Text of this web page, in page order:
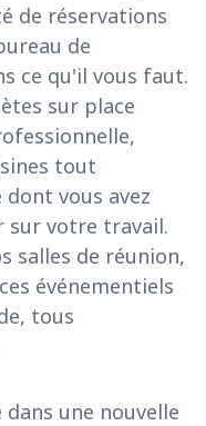
de réservations
de
ce qu'il vous faut.
sur place
tout
vous avez
sur votre travail.
salles de réunion,
événementiels
tous
une nouvelle